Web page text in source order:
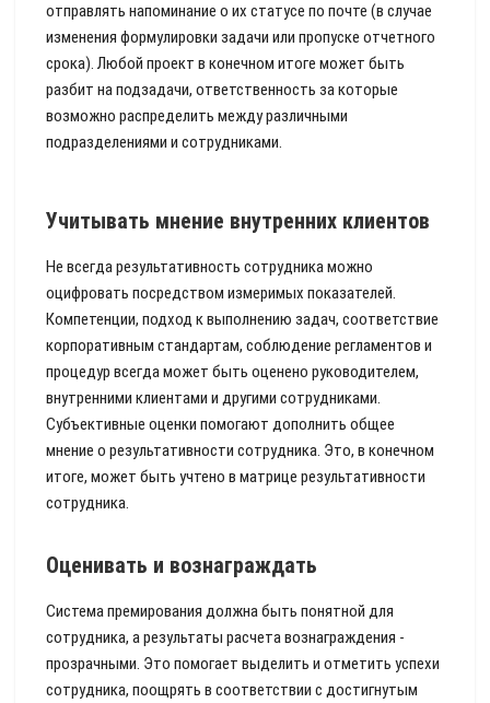
отправлять напоминание о их статусе по почте (в случае
изменения формулировки задачи или пропуске отчетного
срока). Любой проект в конечном итоге может быть
разбит на подзадачи, ответственность за которые
возможно распределить между различными
подразделениями и сотрудниками.
Учитывать мнение внутренних клиентов
Не всегда результативность сотрудника можно
оцифровать посредством измеримых показателей.
Компетенции, подход к выполнению задач, соответствие
корпоративным стандартам, соблюдение регламентов и
процедур всегда может быть оценено руководителем,
внутренними клиентами и другими сотрудниками.
Субъективные оценки помогают дополнить общее
мнение о результативности сотрудника. Это, в конечном
итоге, может быть учтено в матрице результативности
сотрудника.
Оценивать и вознаграждать
Система премирования должна быть понятной для
сотрудника, а результаты расчета вознаграждения -
прозрачными. Это помогает выделить и отметить успехи
сотрудника, поощрять в соответствии с достигнутым